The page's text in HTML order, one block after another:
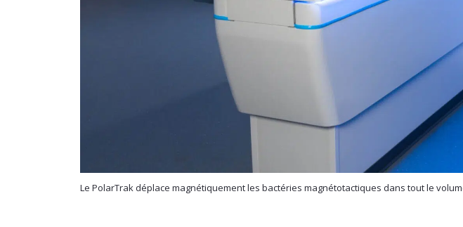
Le PolarTrak déplace magnétiquement les bactéries magnétotactiques dans tout le